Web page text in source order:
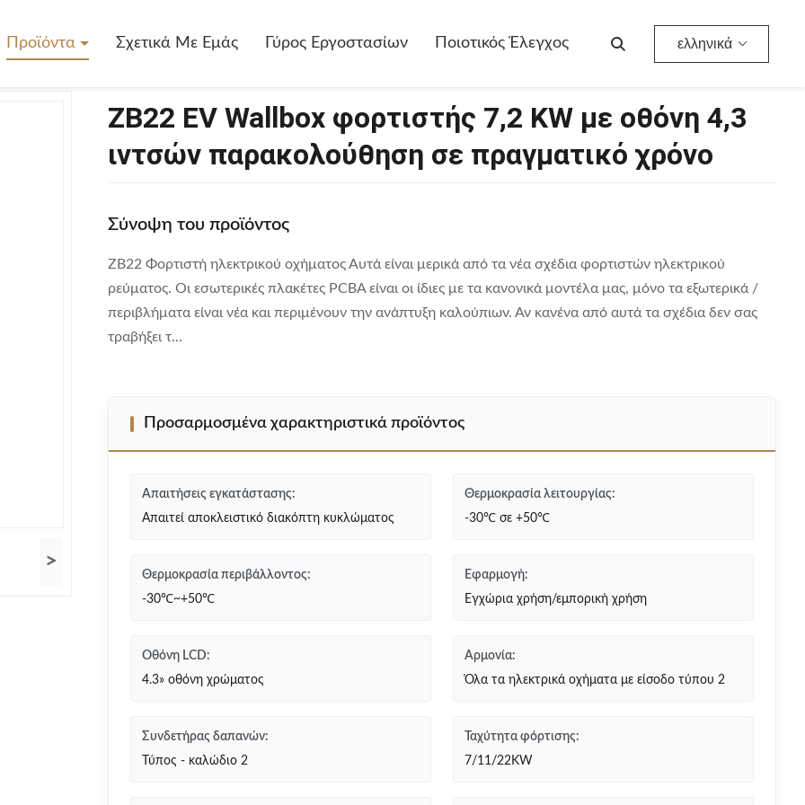
Προϊόντα Σχετικά Με Εμάς Γύρος Εργοστασίων Ποιοτικός Έλεγχος ελληνικά
>
ZB22 EV Wallbox φορτιστής 7,2 KW με οθόνη 4,3
ιντσών παρακολούθηση σε πραγματικό χρόνο
Σύνοψη του προϊόντος
ZB22 Φορτιστή ηλεκτρικού οχήματος Αυτά είναι μερικά από τα νέα σχέδια φορτιστών ηλεκτρικού
ρεύματος. Οι εσωτερικές πλακέτες PCBA είναι οι ίδιες με τα κανονικά μοντέλα μας, μόνο τα εξωτερικά /
περιβλήματα είναι νέα και περιμένουν την ανάπτυξη καλούπιων. Αν κανένα από αυτά τα σχέδια δεν σας
τραβήξει τ...
Προσαρμοσμένα χαρακτηριστικά προϊόντος
Απαιτήσεις εγκατάστασης:
Απαιτεί αποκλειστικό διακόπτη κυκλώματος
Θερμοκρασία λειτουργίας:
-30℃ σε +50℃
Θερμοκρασία περιβάλλοντος:
-30℃~+50℃
Εφαρμογή:
Εγχώρια χρήση/εμπορική χρήση
Οθόνη LCD:
4.3» οθόνη χρώματος
Αρμονία:
Όλα τα ηλεκτρικά οχήματα με είσοδο τύπου 2
Συνδετήρας δαπανών:
Τύπος - καλώδιο 2
Ταχύτητα φόρτισης:
7/11/22KW